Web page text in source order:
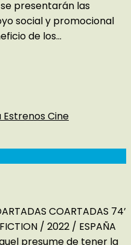
presentarán las
social y promocional
de los...
Estrenos Cine
COARTADAS 74’
/ 2022 / ESPAÑA
presume de tener la